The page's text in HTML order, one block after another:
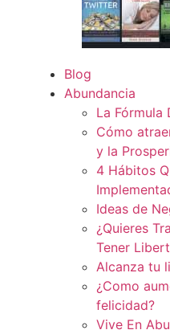
Blog
Abundancia
La Fórmula
Cómo
y la
4 Hábitos
Ideas de
¿Quieres
Tener
Alcanza tu
¿Como
felicidad?
Vive En